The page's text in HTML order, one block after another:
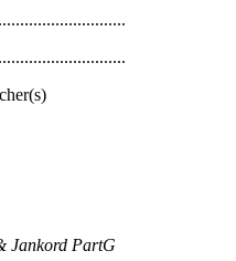
Jankord PartG